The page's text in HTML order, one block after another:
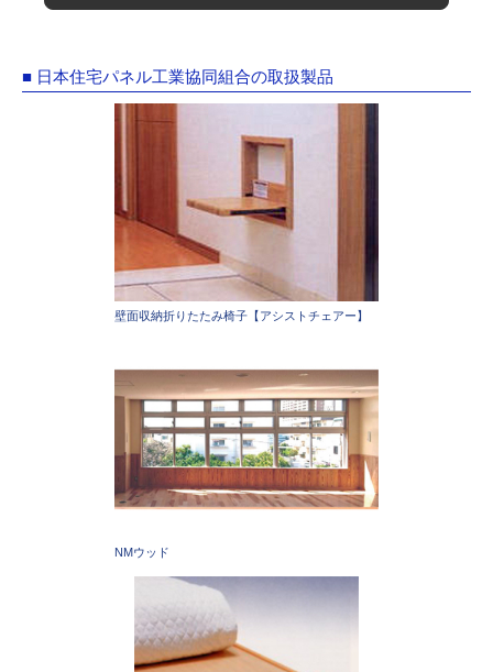
■ 日本住宅パネル工業協同組合の取扱製品
壁面収納折りたたみ椅子【アシストチェアー】
NMウッド